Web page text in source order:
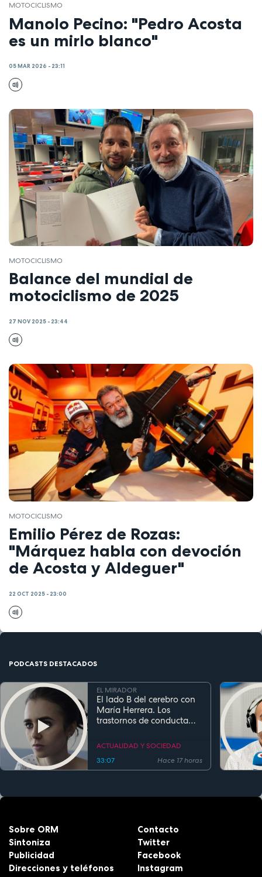
MOTOCICLISMO
Manolo Pecino: "Pedro Acosta
es un mirlo blanco"
05 MAR 2026 - 23:11
MOTOCICLISMO
Balance del mundial de
motociclismo de 2025
27 NOV 2025 - 23:44
MOTOCICLISMO
Emilio Pérez de Rozas:
"Márquez habla con devoción
de Acosta y Aldeguer"
22 OCT 2025 - 23:00
PODCASTS DESTACADOS
EL MIRADOR
El lado B del cerebro con
María Herrera. Los
trastornos de conducta
ACTUALIDAD Y SOCIEDAD
33:07
Hace 17 horas
Sobre ORM
Sintoniza
Publicidad
Direcciones y teléfonos
Contacto
Twitter
Facebook
Instagram